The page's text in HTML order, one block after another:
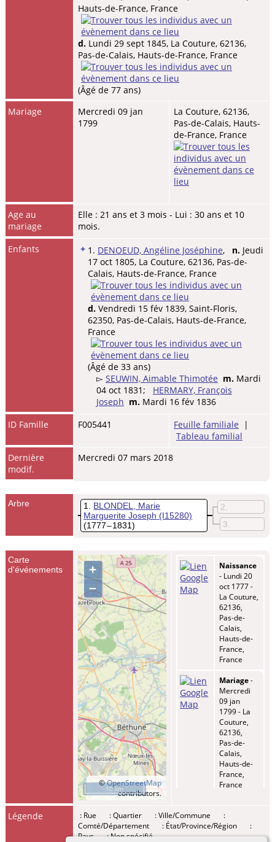
Hauts-de-France, France
d. Lundi 29 sept 1845, La Couture, 62136,
Pas-de-Calais, Hauts-de-France, France
(Âgé de 77 ans)
Mariage
Mercredi 09 jan
1799
La Couture, 62136,
Pas-de-Calais, Hauts-
de-France, France
Age au
mariage
Elle : 21 ans et 3 mois - Lui : 30 ans et 10
mois.
Enfants
+ 1. DENOEUD, Angéline Joséphine, n. Jeudi
17 oct 1805, La Couture, 62136, Pas-de-
Calais, Hauts-de-France, France
d. Vendredi 15 fév 1839, Saint-Floris,
62350, Pas-de-Calais, Hauts-de-France,
France
(Âgé de 33 ans)
▻ SEUWIN, Aimable Thimotée m. Mardi
04 oct 1831; HERMARY, François
Joseph m. Mardi 16 fév 1836
ID Famille
F005441 Feuille familiale |
Tableau familial
Dernière
modif.
Mercredi 07 mars 2018
Arbre 1
BLONDEL, Marie
Marguerite Joseph (I15280)
(1777 – 1831)
2
3
Carte
d'événements
+
–
©OpenStreetMap
contributors.
10 km
Naissance
- Lundi 20
oct 1777 -
La Couture,
62136,
Pas-de-
Calais,
Hauts-de-
France,
France
Mariage-
Mercredi
09 jan
1799 - La
Couture,
62136,
Pas-de-
Calais,
Hauts-de-
France,
France
DENOEUD,
Angéline
Joséphine
Légende : Rue : Quartier : Ville/Commune
:
Comté/Département
: État/Province/Région
:
Pays: Non spécifié